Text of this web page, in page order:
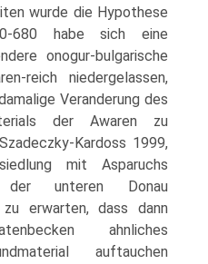
wurde die Hypothese
680 habe sich eine
onogur-bulgarische
reich niedergelassen,
Veranderung des
der Awaren zu
Kardoss 1999,
mit Asparuchs
der unteren Donau
erwarten, dass dann
ahnliches
auftauchen